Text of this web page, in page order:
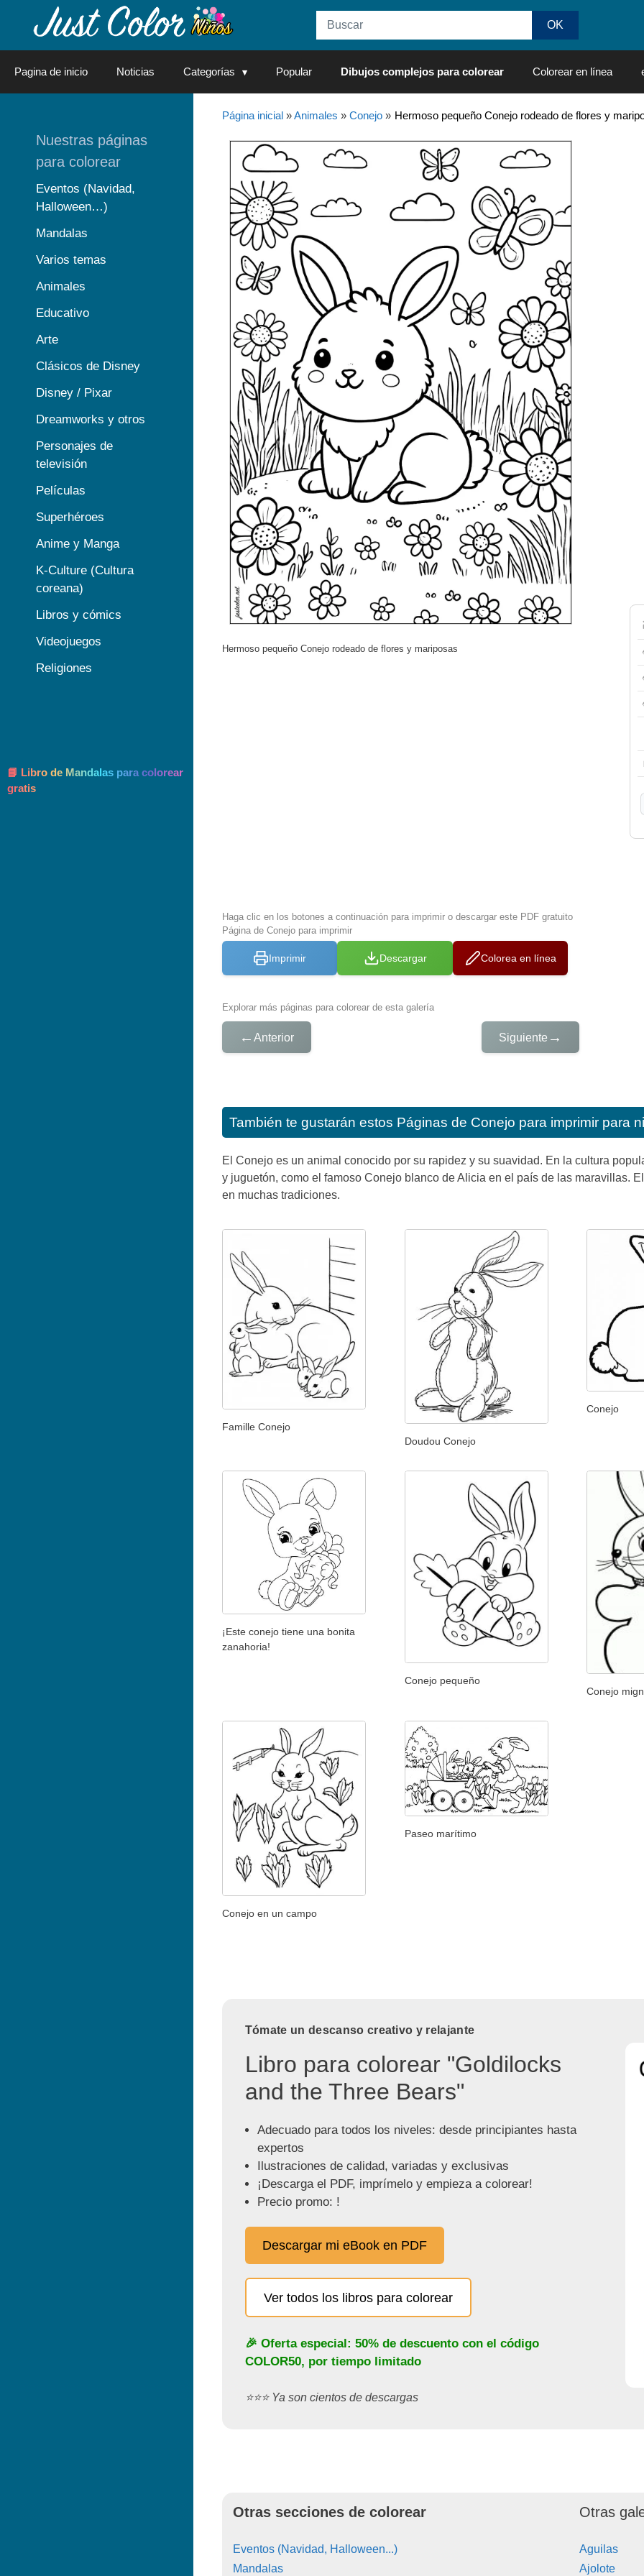
Pagina de inicio Noticias Categorías Popular Dibujos complejos para colorear Colorear en línea
Página inicial»Animales » Conejo» Hermoso pequeño Conejo rodeado de flores y
Hermoso pequeño Conejo rodeado de flores y mariposas
Haga clic en los botones a continuación para imprimir o descargar este PDF gratuito
Página de Conejo para imprimir
Imprimir Descargar Colorea en línea
Explorar más páginas para colorear de esta galería
← Anterior Siguiente →
También te gustarán estos Páginas de Conejo para imprimir para
El Conejo es un animal conocido por su rapidez y su suavidad. En la cultura
y juguetón, como el famoso Conejo blanco de Alicia en el país de las maravillas.
en muchas tradiciones.
Famille Conejo
Doudou Conejo
Conejo
¡Este conejo tiene una bonita
zanahoria!
Conejo pequeño
Conejo
Conejo en un campo
Paseo marítimo
Tómate un descanso creativo y relajante
Libro para colorear "Goldilocks
and the Three Bears"
Adecuado para todos los niveles: desde principiantes hasta
expertos
Ilustraciones de calidad, variadas y exclusivas
¡Descarga el PDF, imprímelo y empieza a colorear!
Precio promo: !
Descargar mi eBook en PDF
Ver todos los libros para colorear
🎉 Oferta especial: 50% de descuento con el código
COLOR50, por tiempo limitado
⭐️⭐️⭐️ Ya son cientos de descargas
Otras secciones de colorear
Eventos (Navidad, Halloween...)
Mandalas
Otras
Aguilas
Ajolote
Nuestras páginas
para colorear
Eventos (Navidad,
Halloween…)
Mandalas
Varios temas
Animales
Educativo
Arte
Clásicos de Disney
Disney / Pixar
Dreamworks y otros
Personajes de
televisión
Películas
Superhéroes
Anime y Manga
K-Culture (Cultura
coreana)
Libros y cómics
Videojuegos
Religiones
📘 Libro de Mandalas para colorear
gratis